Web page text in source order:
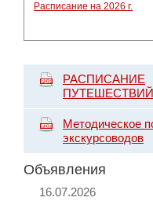
Расписание на 2026 г.
РАСПИСАНИЕ
ПУТЕШЕСТВИЙ
Методическое
экскурсоводов
Объявления
16.07.2026